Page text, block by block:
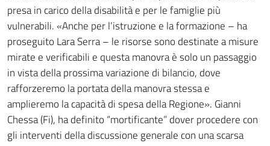
presa in carico della disabilità e per le famiglie più
vulnerabili. «Anche per l’istruzione e la formazione – ha
proseguito Lara Serra – le risorse sono destinate a misure
mirate e verificabili e questa manovra è solo un passaggio
in vista della prossima variazione di bilancio, dove
rafforzeremo la portata della manovra stessa e
amplieremo la capacità di spesa della Regione». Gianni
Chessa (Fi), ha definito “mortificante” dover procedere con
gli interventi della discussione generale con una scarsa